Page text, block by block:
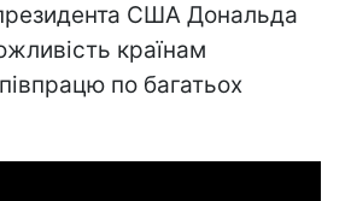
США Дональда
країнам
по багатьох